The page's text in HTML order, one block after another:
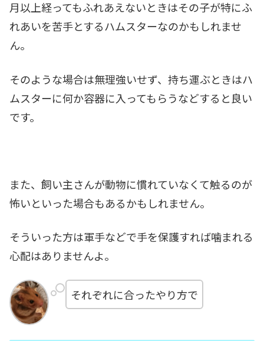
月以上経ってもふれあえないときはその子が特にふ
れあいを苦手とするハムスターなのかもしれませ
ん。
そのような場合は無理強いせず、持ち運ぶときはハ
ムスターに何か容器に入ってもらうなどすると良い
です。
また、飼い主さんが動物に慣れていなくて触るのが
怖いといった場合もあるかもしれません。
そういった方は軍手などで手を保護すれば噛まれる
心配はありませんよ。
それぞれに合ったやり方で